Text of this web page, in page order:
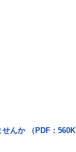
んか （PDF：560K